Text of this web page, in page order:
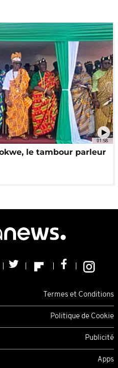
01:58
le tambour parleur
Termes et Conditions
Politique de Cookie
Publicité
Apps